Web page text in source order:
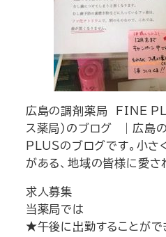
広島の調剤薬局 FINE
ス薬局）のブログ | 広島
PLUSのブログです。小さ
がある、地域の皆様に愛さ
求人募集
当薬局では
★午後に出勤することがで